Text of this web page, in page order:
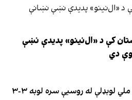
کې د «ال‌نینو» پدیدې نښې
دي
د افغانستان فوټسال ملي لوبډلې له روسیې سره لوبه ۳-۳